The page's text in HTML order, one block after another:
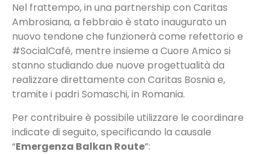
Nel frattempo, in una partnership con Caritas
Ambrosiana, a febbraio è stato inaugurato un
nuovo tendone che funzionerà come refettorio e
#SocialCafé, mentre insieme a Cuore Amico si
stanno studiando due nuove progettualità da
realizzare direttamente con Caritas Bosnia e,
tramite i padri Somaschi, in Romania.
Per contribuire è possibile utilizzare le coordinare
indicate di seguito, specificando la causale
“Emergenza Balkan Route”: